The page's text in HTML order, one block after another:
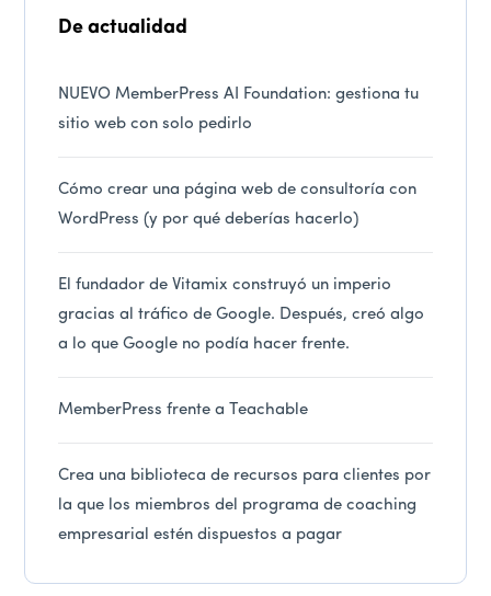
De actualidad
NUEVO MemberPress AI Foundation: gestiona tu
sitio web con solo pedirlo
Cómo crear una página web de consultoría con
WordPress (y por qué deberías hacerlo)
El fundador de Vitamix construyó un imperio
gracias al tráfico de Google. Después, creó algo
a lo que Google no podía hacer frente.
MemberPress frente a Teachable
Crea una biblioteca de recursos para clientes por
la que los miembros del programa de coaching
empresarial estén dispuestos a pagar